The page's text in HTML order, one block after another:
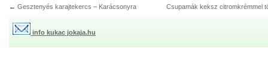
← Gesztenyés karajtekercs – Karácsonyra Csupamák keksz citromkrémmel
info kukac jokaja.hu